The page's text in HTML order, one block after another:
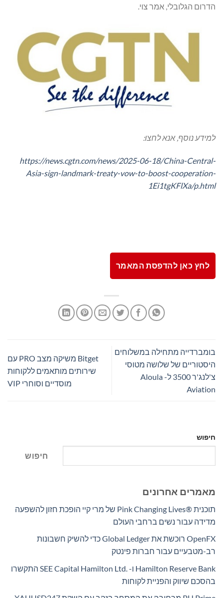
הדרום הגלובלי, אמר צוי.
למידע נוסף, אנא לחצו:
https://news.cgtn.com/news/2025-06-18/China-Central-
Asia-sign-landmark-treaty-vow-to-boost-cooperation-
1Ei1tgKFlXa/p.html
לחץ כאן להדפסת המאמר
בומברדייה מתחילה במשלוחים
היסטוריים של שלושה מטוסי
צ'לנג'ר 3500 ל- Aloula
Aviation
Bitget משיקה מצב PRO עם
שירותים מותאמים ללקוחות
מוסדיים וסוחרי VIP
חיפוש
חיפוש
מאמרים אחרונים
תוכנית Pink Changing Lives®‎ של מרי קיי הופכת חזון להשפעה
מדידה עבור נשים ברחבי העולם
OpenFX רוכשת את Global Ledger כדי להשיק חשבונות
רב-מטבעיים עבור חברות פינטק
Hamilton Reserve Bank ו- SEE Capital Hamilton Ltd.‎ התקשרו
בהסכם שיווק והפניית לקוחות